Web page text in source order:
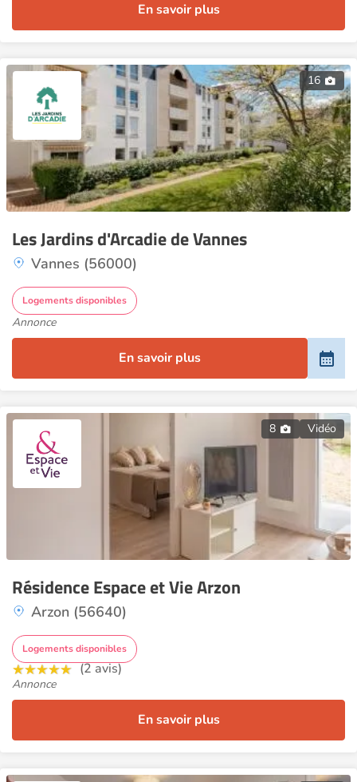
En savoir plus
16
Les Jardins d'Arcadie de Vannes
Vannes (56000)
Logements disponibles
Annonce
En savoir plus
8 Vidéo
Résidence Espace et Vie Arzon
Arzon (56640)
Logements disponibles
(2 avis)
Annonce
En savoir plus